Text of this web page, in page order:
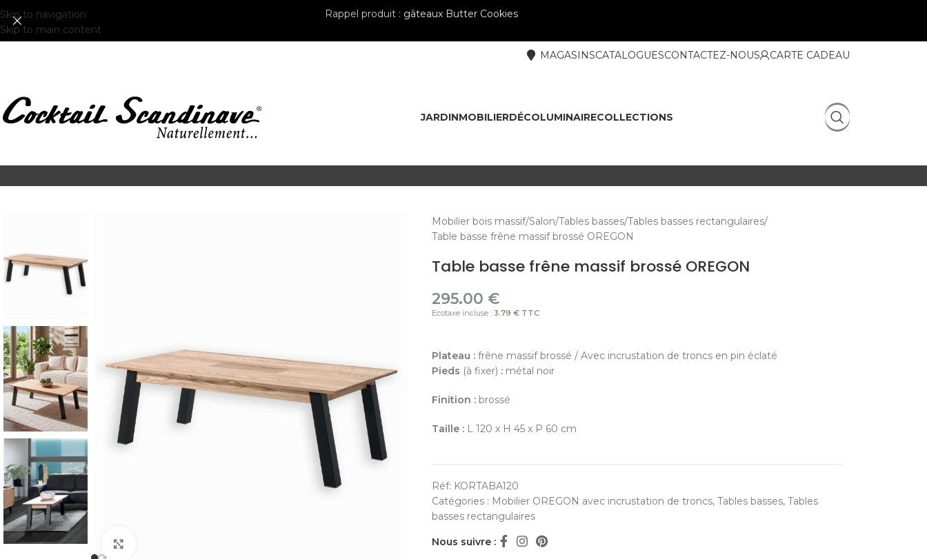
Skip to navigation
Skip to main content
Rappel produit : gâteaux Butter Cookies
MAGASINSCATALOGUESCONTACTEZ-NOUS CARTE CADEAU
JARDINMOBILIERDÉCOLUMINAIRECOLLECTIONS
Mobilier bois massif Salon Tables basses Tables basses rectangulaires
Table basse frêne massif brossé OREGON
Table basse frêne massif brossé OREGON
295.00 €
Ecotaxe incluse :3.79 € TTC
Plateau : frêne massif brossé / Avec incrustation de troncs en pin éclaté
Pieds (à fixer) :métal noir
Finition :brossé
Taille :L 120 x H 45 x P 60 cm
Réf: KORTABA120
Catégories : Mobilier OREGON avec incrustation de troncs, Tables basses, Tables
basses rectangulaires
Nous suivre :